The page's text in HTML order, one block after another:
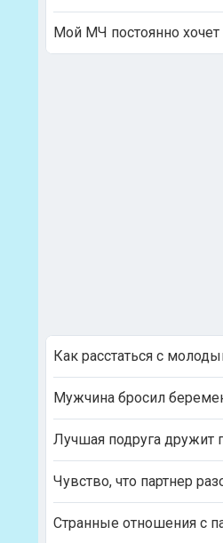
Мой МЧ постоянно хочет
Как расстаться с
Мужчина бросил
Лучшая подруга дружит
Чувство, что партнер
Странные отношения с